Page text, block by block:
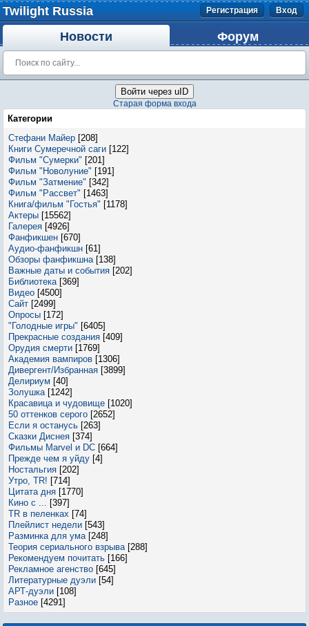
Twilight Russia Регистрация Вход
Новости Форум
Войти через uID
Старая форма входа
Категории
Стефани Майер [208]
Книги Сумеречной саги [122]
Фильм "Сумерки" [201]
Фильм "Новолуние" [191]
Фильм "Затмение" [342]
Фильм "Рассвет" [1463]
Книга/фильм "Гостья" [1178]
Актеры [15562]
Галерея [4926]
Фанфикшен [670]
Аудио-фанфикшн [61]
Обзоры фанфикшна [138]
Важные даты и события [202]
Библиотека [369]
Видео [4500]
Сайт [2499]
Опросы [172]
"Голодные игры" [6405]
Прекрасные создания [409]
Орудия смерти [1769]
Академия вампиров [1306]
Дивергент/Избранная [3899]
Делириум [40]
Золушка [1242]
Красавица и чудовище [1020]
50 оттенков серого [2652]
Если я останусь [263]
Сказки Диснея [374]
Фильмы Marvel и DC [664]
Прежде чем я уйду [4]
Ностальгия [202]
Утро, TR! [714]
Цитата дня [1770]
Кино с ... [397]
TR в пеленках [74]
Плейлист недели [543]
Разминка для ума [248]
Теория сериального взрыва [288]
Рекомендуем почитать [166]
Рекламное агенство [645]
Литературные дуэли [54]
АРТ-дуэли [108]
Разное [4291]